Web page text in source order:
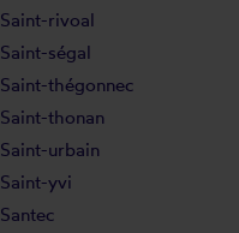
Saint-rivoal
Saint-ségal
Saint-thégonnec
Saint-thonan
Saint-urbain
Saint-yvi
Santec